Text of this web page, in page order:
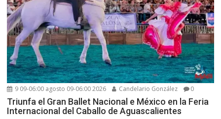
9 09-06:00 agosto 09-06:00 2026 Candelario González 0
Triunfa el Gran Ballet Nacional e México en la Feria
Internacional del Caballo de Aguascalientes